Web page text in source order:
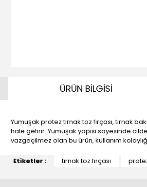
ÜRÜN BİLGİSİ
Yumuşak protez tırnak toz fırçası, tırnak
hale getirir. Yumuşak yapısı sayesinde
vazgeçilmez olan bu ürün, kullanım
Etiketler : tırnak toz fırçası